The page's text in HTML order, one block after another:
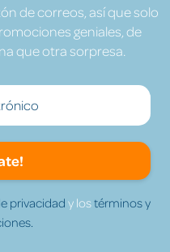
de correos, así que solo
geniales, de
que otra sorpresa.
privacidad y lostérminos y